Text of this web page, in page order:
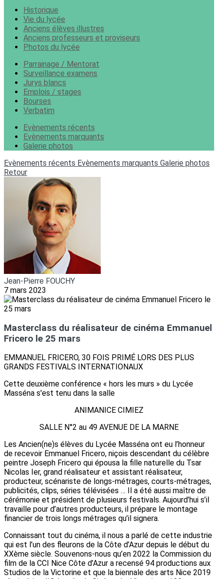
Historique
Vie du lycée
Anciens élèves illustres
Anciens professeurs et proviseurs
Photos du lycée
Parrainage / Mentorat
Surveillance examens
Jurys blancs
Emplois / stages
Bourses
Verbatim
Evènements récents
Evènements marquants
Galerie photos
Evènements récents Evènements marquants Galerie photos
Retour
Jean-Pierre FOUCHY
7 mars 2023
Masterclass du réalisateur de cinéma Emmanuel
Fricero le 25 mars
EMMANUEL FRICERO, 30 FOIS PRIMÉ LORS DES PLUS
GRANDS FESTIVALS INTERNATIONAUX
Cette deuxième conférence « hors les murs » du Lycée
Masséna s'est tenu dans la salle
ANIMANICE CIMIEZ
SALLE N°2 au 49 AVENUE DE LA MARNE
Les Ancien(ne)s élèves du Lycée Masséna ont eu l’honneur
de recevoir Emmanuel Fricero, niçois descendant du célèbre
peintre Joseph Fricero qui épousa la fille naturelle du Tsar
Nicolas Ier, grand réalisateur et assistant réalisateur,
producteur, scénariste de longs-métrages, courts-métrages,
publicités, clips, séries télévisées … Il a été aussi maître de
cérémonie et président de plusieurs festivals. Aujourd’hui s’il
travaille pour d’autres producteurs, il prépare le montage
financier de trois longs métrages qu’il signera.
Connaissant tout du cinéma, il nous a parlé de cette industrie
qui est l’un des fleurons de la Côte d’Azur depuis le début du
XXème siècle. Souvenons-nous qu’en 2022 la Commission du
film de la CCI Nice Côte d’Azur a recensé 94 productions aux
Studios de la Victorine et que la biennale des arts Nice 2019